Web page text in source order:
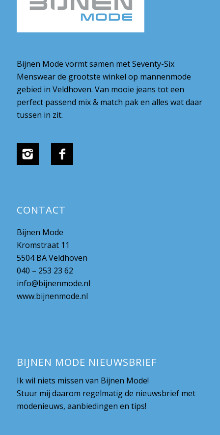
Bijnen Mode vormt samen met Seventy-Six
Menswear de grootste winkel op mannenmode
gebied in Veldhoven. Van mooie jeans tot een
perfect passend mix & match pak en alles wat daar
tussen in zit.
CONTACT
Bijnen Mode
Kromstraat 11
5504 BA Veldhoven
040 – 253 23 62
info@bijnenmode.nl
www.bijnenmode.nl
BIJNEN MODE NIEUWSBRIEF
Ik wil niets missen van Bijnen Mode!
Stuur mij daarom regelmatig de nieuwsbrief met
modenieuws, aanbiedingen en tips!